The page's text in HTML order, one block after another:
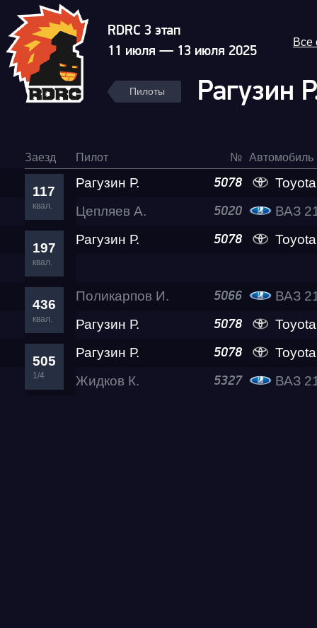
RDRC 3 этап
11 июля — 13 июля 2025
Все
Пилоты Рагузин
Заезд Пилот № Автомобиль
117
квал.
Рагузин Р. 5078
Toyota
Цепляев А.
5020 ВАЗ
197
квал.
Рагузин Р. 5078 Toyota
436
квал.
Поликарпов И. 5066
ВАЗ
Рагузин Р.
5078 Toyota
505
1/4
Рагузин Р. 5078
Toyota
Жидков К.
5327 ВАЗ